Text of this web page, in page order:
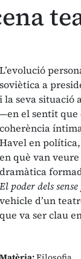
L’evolució
soviètica a
i la seva situació
—en el sentit que
coherència
Havel en
en què van
dramàtica
El poder dels
vehicle d’un
que va ser clau